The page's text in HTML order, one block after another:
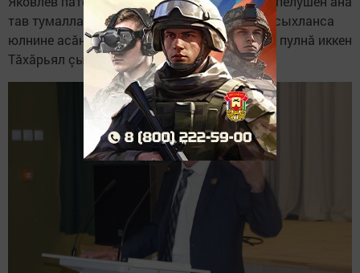
тав тумалла сирӗн», — тени документсенче сыхланса
юлнине асăнчӗ. Мӗнле тӗрӗс те малкурăмлă пулнă иккен
Тăхăрьял çыравçи ун чух.